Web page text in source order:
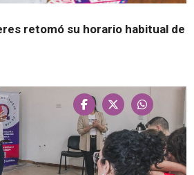
retomó su horario habitual de